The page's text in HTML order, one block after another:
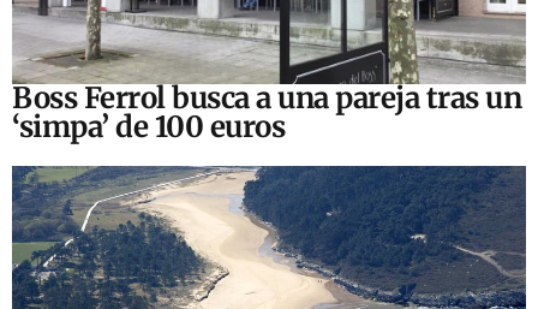
Boss Ferrol busca a una pareja tras un
‘simpa’ de 100 euros